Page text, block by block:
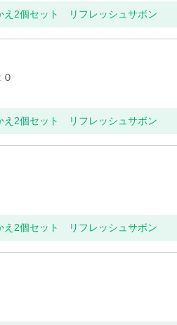
2個セット リフレッシュサボン
2個セット リフレッシュサボン
2個セット リフレッシュサボン